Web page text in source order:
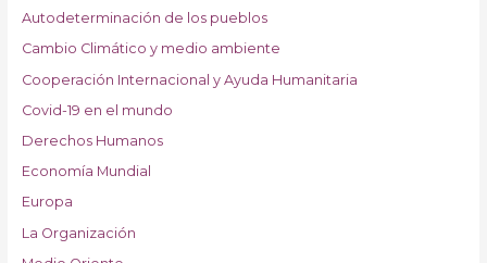
Autodeterminación de los pueblos
Cambio Climático y medio ambiente
Cooperación Internacional y Ayuda Humanitaria
Covid-19 en el mundo
Derechos Humanos
Economía Mundial
Europa
La Organización